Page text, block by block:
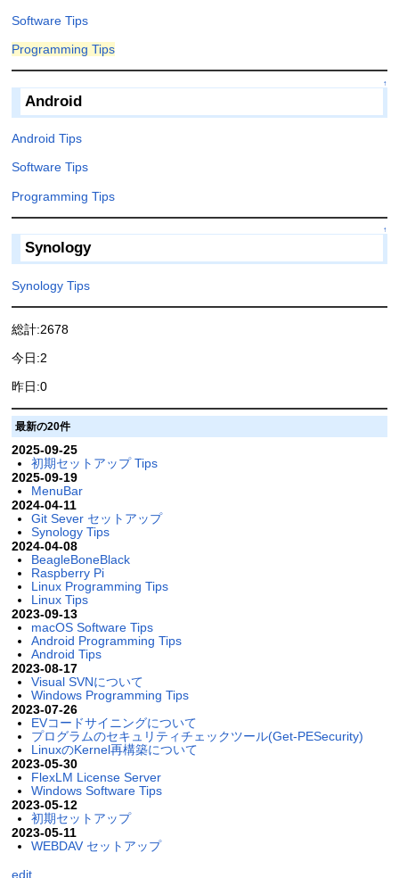
Software Tips
Programming Tips
↑
Android
Android Tips
Software Tips
Programming Tips
↑
Synology
Synology Tips
総計:2678
今日:2
昨日:0
最新の20件
2025-09-25
初期セットアップ Tips
2025-09-19
MenuBar
2024-04-11
Git Sever セットアップ
Synology Tips
2024-04-08
BeagleBoneBlack
Raspberry Pi
Linux Programming Tips
Linux Tips
2023-09-13
macOS Software Tips
Android Programming Tips
Android Tips
2023-08-17
Visual SVNについて
Windows Programming Tips
2023-07-26
EVコードサイニングについて
プログラムのセキュリティチェックツール(Get-PESecurity)
LinuxのKernel再構築について
2023-05-30
FlexLM License Server
Windows Software Tips
2023-05-12
初期セットアップ
2023-05-11
WEBDAV セットアップ
edit